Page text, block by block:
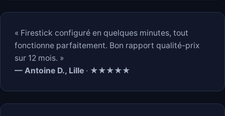
« Firestick configuré en quelques minutes, tout
fonctionne parfaitement. Bon rapport qualité-prix
sur 12 mois. »
— Antoine D., Lille · ★★★★★